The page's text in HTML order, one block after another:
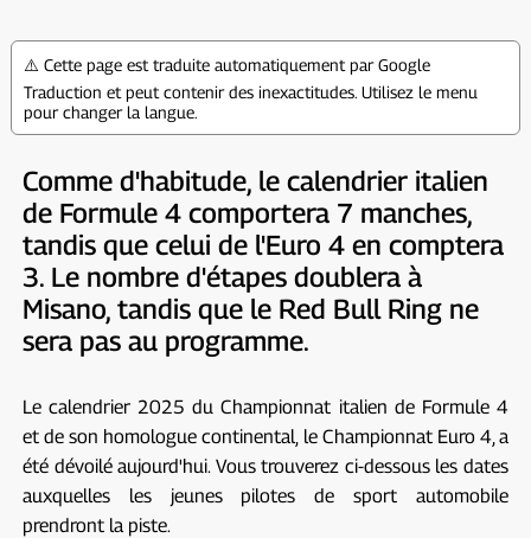
⚠️ Cette page est traduite automatiquement par Google
Traduction et peut contenir des inexactitudes. Utilisez le menu
pour changer la langue.
Comme d'habitude, le calendrier italien
de Formule 4 comportera 7 manches,
tandis que celui de l'Euro 4 en comptera
3. Le nombre d'étapes doublera à
Misano, tandis que le Red Bull Ring ne
sera pas au programme.
Le calendrier 2025 du Championnat italien de Formule 4
et de son homologue continental, le Championnat Euro 4, a
été dévoilé aujourd'hui. Vous trouverez ci-dessous les dates
auxquelles les jeunes pilotes de sport automobile
prendront la piste.